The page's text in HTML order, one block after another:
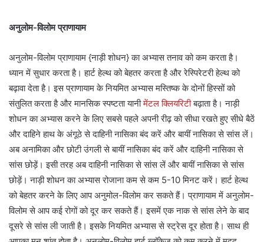
अनुलोम-विलोम प्राणायाम
अनुलोम-विलोम प्राणायाम {नाड़ी शोधन} का अभ्यास तनाव को कम करता है।
ध्यान में सुधार करता है। हार्ट हेल्थ को बेहतर करता है और रेस्पिरेटरी हेल्थ को
बढ़ावा देता है। इस प्राणायाम के नियमित अभ्यास मस्तिष्क के दोनों हिस्सों को
संतुलित करता है और मानसिक स्पष्टता यानीमेंटल क्लियरिटीबढ़ाता है। नाड़ी
शोधन का अभ्यास करने के लिए सबसे पहले अपनी रीढ़ को सीधा रखते हुए सीधे बैठें
और दाहिने हाथ के अंगूठे से दाहिनी नासिका बंद करें और बायीं नासिका से सांस लें।
अब अनामिका और छोटी उंगली से बायीं नासिका बंद करें और दाहिनी नासिका से
सांस छोड़ें। इसी तरह अब दाहिनी नासिका से सांस लें और बायीं नासिका से सांस
छोड़ें। नाड़ी शोधन का अभ्यास रोजाना कम से कम 5-10 मिनट करें। हार्ट हेल्थ
को बेहतर करने के लिए आप अनुमोल-विलोम कर सकते हैं। प्राणायाम में अनुलोम-
विलोम से आप कई रोगों को दूर कर सकते हैं। इसमें एक नाक से सांस लेने के बाद
दूसरे से सांस ली जाती है। इसके नियमित अभ्यास से स्ट्रेस दूर होता है। साथ ही